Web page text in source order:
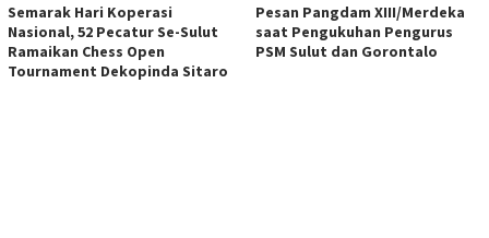
Semarak Hari Koperasi
Nasional, 52 Pecatur Se-Sulut
Ramaikan Chess Open
Tournament Dekopinda Sitaro
Pesan Pangdam XIII/Merdeka
saat Pengukuhan Pengurus
PSM Sulut dan Gorontalo